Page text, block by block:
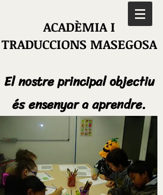
ACADÈMIA I
TRADUCCIONS MASEGOSA
El nostre principal objectiu
és ensenyar a aprendre.